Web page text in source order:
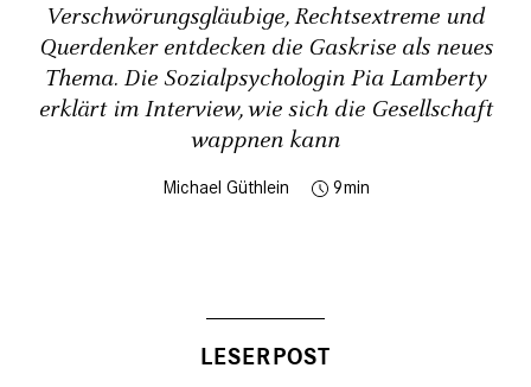
Verschwörungsgläubige, Rechtsextreme und
Querdenker entdecken die Gaskrise als neues
Thema. Die Sozialpsychologin Pia Lamberty
erklärt im Interview, wie sich die Gesellschaft
wappnen kann
Michael Güthlein 9